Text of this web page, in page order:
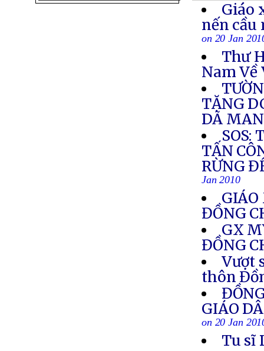
Giáo
nến cầu
on 20 Jan
Thư
Nam Về
TẶNG
DÃ MAN
SOS:
TẤN
RỪNG
Jan 2010
GIÁO
ĐỒNG
GX
ĐỒNG
Vượt
thôn
GIÁO
on 20 Jan
Tu sĩ